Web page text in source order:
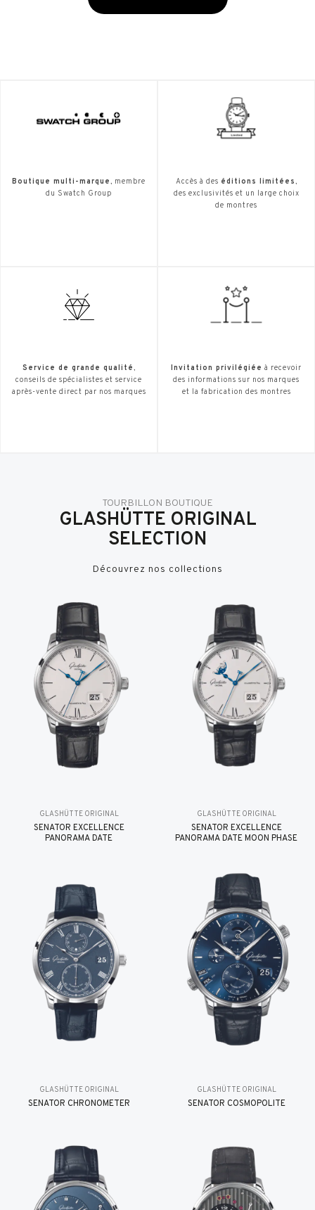
Boutique multi-marque, membre
du Swatch Group
Accès à des éditions limitées,
des exclusivités et un large choix
de montres
Service de grande qualité,
conseils de spécialistes et service
après-vente direct par nos marques
Invitation privilégiée à recevoir
des informations sur nos marques
et la fabrication des montres
TOURBILLON BOUTIQUE
GLASHÜTTE ORIGINAL
SELECTION
Découvrez nos collections
GLASHÜTTE ORIGINAL
SENATOR EXCELLENCE
PANORAMA DATE
GLASHÜTTE ORIGINAL
SENATOR EXCELLENCE
PANORAMA DATE MOON PHASE
GLASHÜTTE ORIGINAL
SENATOR CHRONOMETER
GLASHÜTTE ORIGINAL
SENATOR COSMOPOLITE